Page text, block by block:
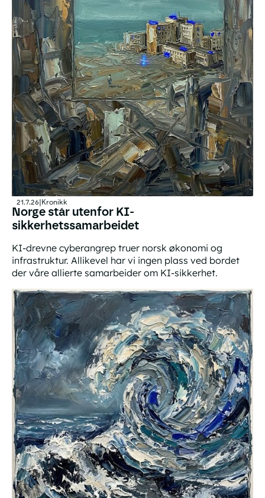
21.7.26|Kronikk
Norge står utenfor KI-
sikkerhetssamarbeidet
KI-drevne cyberangrep truer norsk økonomi og
infrastruktur. Allikevel har vi ingen plass ved bordet
der våre allierte samarbeider om KI-sikkerhet.